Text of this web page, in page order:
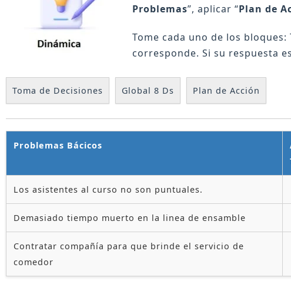
Problemas”, aplicar “Plan de
Tome cada uno de los
corresponde. Si su respuesta
Toma de Decisiones Global 8 Ds Plan de Acción
Problemas Bácicos
Los asistentes al curso no son puntuales.
Demasiado tiempo muerto en la linea de ensamble
Contratar compañía para que brinde el servicio de
comedor